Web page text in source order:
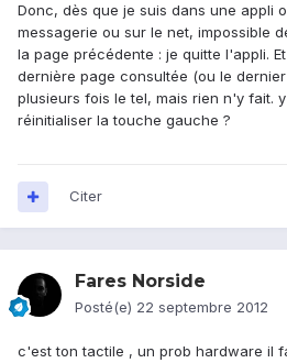
Donc, dès que je suis dans une appli
messagerie ou sur le net, impossible
la page précédente : je quitte l'appli.
dernière page consultée (ou le
plusieurs fois le tel, mais rien n'y fait.
réinitialiser la touche gauche ?
Citer
Fares Norside
Posté(e) 22 septembre 2012
c'est ton tactile , un prob hardware il